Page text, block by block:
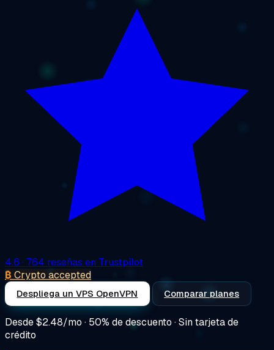
4.6 · 764 reseñas en Trustpilot
₿ Crypto accepted
Despliega un VPS OpenVPN Comparar planes
Desde$2.48/mo · 50% de descuento · Sin tarjeta de
crédito